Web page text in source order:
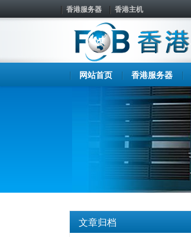
香港服务器 香港主机
网站首页 香港服务器
文章归档